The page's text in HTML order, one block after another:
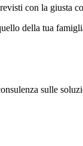
con la giusta
della tua
sulle